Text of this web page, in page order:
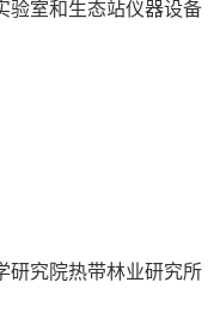
验室和生态站仪器设备
研究院热带林业研究所